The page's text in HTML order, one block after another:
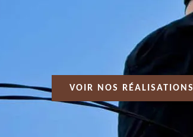
VOIR NOS RÉALISATIONS